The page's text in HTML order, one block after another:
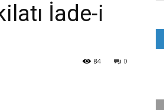
İade-i
0
84